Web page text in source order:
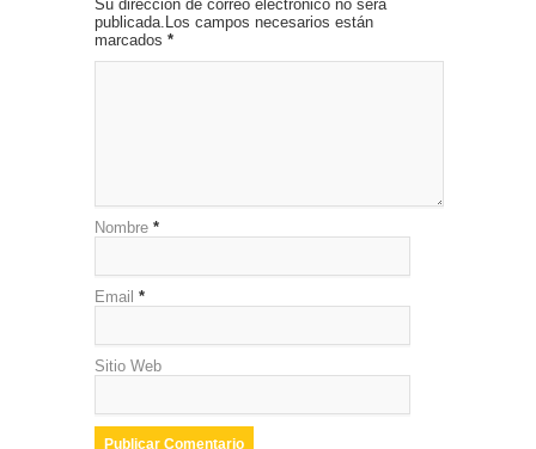
Su dirección de correo electrónico no será
publicada.Los campos necesarios están
marcados *
Nombre *
Email *
Sitio Web